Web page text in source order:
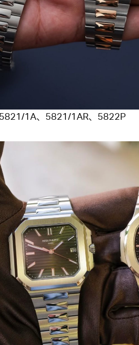
1A、5821/1AR、5822P